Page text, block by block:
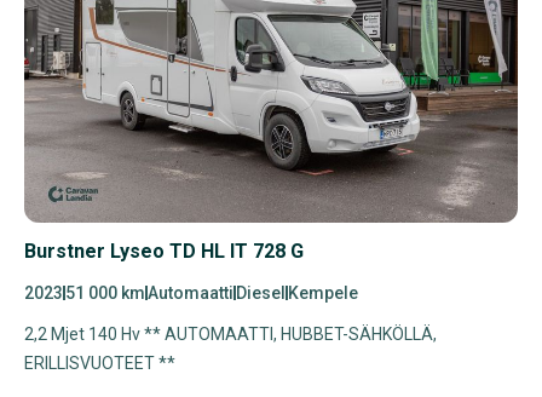
Burstner Lyseo TD HL IT 728 G
2023 51 000 kmAutomaatti Diesel Kempele
2,2 Mjet 140 Hv ** AUTOMAATTI, HUBBET-SÄHKÖLLÄ,
ERILLISVUOTEET **